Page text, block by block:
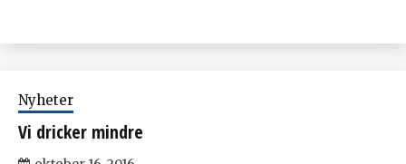
Nyheter
Vi dricker mindre